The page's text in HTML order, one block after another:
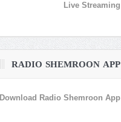
Live Streaming
RADIO SHEMROON APP
Download Radio Shemroon App